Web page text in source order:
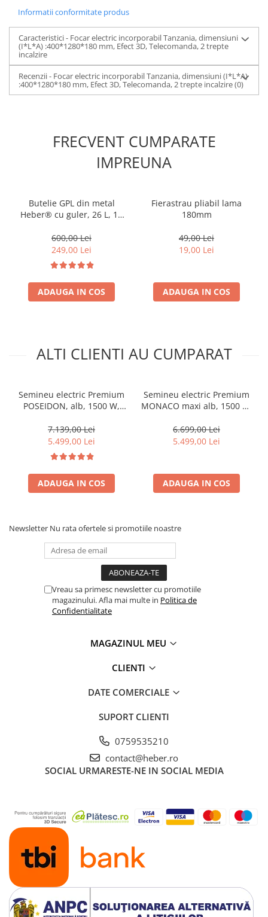
Informatii conformitate produs
Caracteristici - Focar electric incorporabil Tanzania, dimensiuni
(I*L*A) :400*1280*180 mm, Efect 3D, Telecomanda, 2 trepte
incalzire
Recenzii - Focar electric incorporabil Tanzania, dimensiuni (I*L*A)
:400*1280*180 mm, Efect 3D, Telecomanda, 2 trepte incalzire(0)
FRECVENT CUMPARATE
IMPREUNA
Butelie GPL din metal
Heber® cu guler, 26 L, 11
cu gaz
600,00 Lei
249,00 Lei
ADAUGA IN COS
Fierastrau pliabil lama
180mm
49,00 Lei
19,00 Lei
ADAUGA IN COS
ALTI CLIENTI AU CUMPARAT
Semineu electric Premium
POSEIDON, alb, 1500 W,
efect 3D, telecomanda
7.139,00 Lei
5.499,00 Lei
ADAUGA IN COS
Semineu electric Premium
MONACO maxi alb, 1500 W,
efect 3D, telecomanda
6.699,00 Lei
5.499,00 Lei
ADAUGA IN COS
Newsletter Nu rata ofertele si promotiile noastre
Vreau sa primesc newsletter cu promotiile
magazinului. Afla mai multe in Politica de
Confidentialitate
MAGAZINUL MEU
CLIENTI
DATE COMERCIALE
SUPORT CLIENTI
0759535210
contact@heber.ro
SOCIAL URMARESTE-NE IN SOCIAL MEDIA